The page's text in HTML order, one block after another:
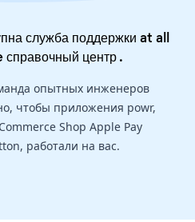
служба поддержки at all
справочный центр.
опытных инженеров
чтобы приложения powr,
Shop Apple Pay
работали на вас.